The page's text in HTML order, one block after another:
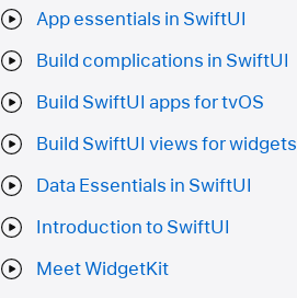
App essentials in SwiftUI
Build complications in SwiftUI
Build SwiftUI apps for tvOS
Build SwiftUI views for widgets
Data Essentials in SwiftUI
Introduction to SwiftUI
Meet WidgetKit